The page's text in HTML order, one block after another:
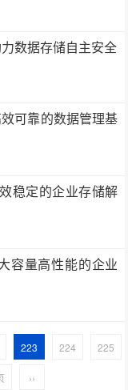
数据存储自主安全
可靠的数据管理基
稳定的企业存储解
容量高性能的企业
223 224 225
››